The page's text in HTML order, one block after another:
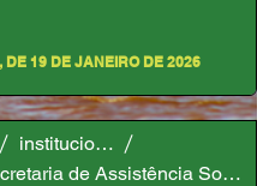
DE 19 DE JANEIRO DE 2026
institucional
Secretaria de Assistência Social